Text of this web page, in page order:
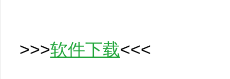
>>>软件下载<<<